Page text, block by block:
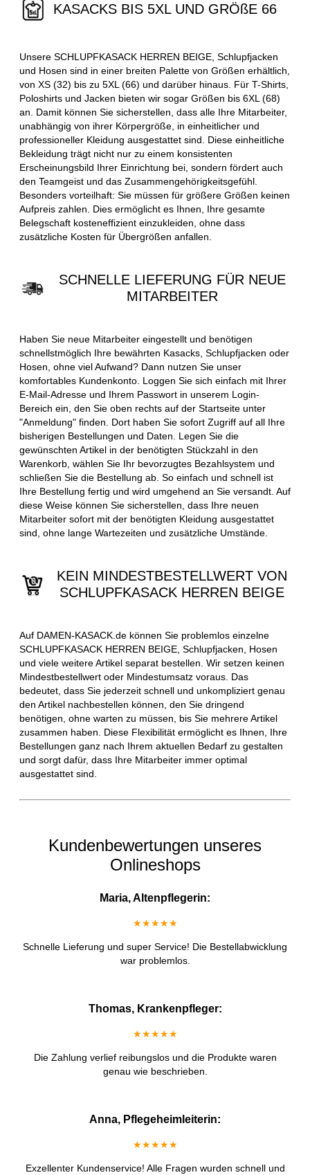
KASACKS BIS 5XL UND GRÖßE 66
Unsere SCHLUPFKASACK HERREN BEIGE, Schlupfjacken
und Hosen sind in einer breiten Palette von Größen erhältlich,
von XS (32) bis zu 5XL (66) und darüber hinaus. Für T-Shirts,
Poloshirts und Jacken bieten wir sogar Größen bis 6XL (68)
an. Damit können Sie sicherstellen, dass alle Ihre Mitarbeiter,
unabhängig von ihrer Körpergröße, in einheitlicher und
professioneller Kleidung ausgestattet sind. Diese einheitliche
Bekleidung trägt nicht nur zu einem konsistenten
Erscheinungsbild Ihrer Einrichtung bei, sondern fördert auch
den Teamgeist und das Zusammengehörigkeitsgefühl.
Besonders vorteilhaft: Sie müssen für größere Größen keinen
Aufpreis zahlen. Dies ermöglicht es Ihnen, Ihre gesamte
Belegschaft kosteneffizient einzukleiden, ohne dass
zusätzliche Kosten für Übergrößen anfallen.
SCHNELLE LIEFERUNG FÜR NEUE
MITARBEITER
Haben Sie neue Mitarbeiter eingestellt und benötigen
schnellstmöglich Ihre bewährten Kasacks, Schlupfjacken oder
Hosen, ohne viel Aufwand? Dann nutzen Sie unser
komfortables Kundenkonto. Loggen Sie sich einfach mit Ihrer
E-Mail-Adresse und Ihrem Passwort in unserem Login-
Bereich ein, den Sie oben rechts auf der Startseite unter
"Anmeldung" finden. Dort haben Sie sofort Zugriff auf all Ihre
bisherigen Bestellungen und Daten. Legen Sie die
gewünschten Artikel in der benötigten Stückzahl in den
Warenkorb, wählen Sie Ihr bevorzugtes Bezahlsystem und
schließen Sie die Bestellung ab. So einfach und schnell ist
Ihre Bestellung fertig und wird umgehend an Sie versandt. Auf
diese Weise können Sie sicherstellen, dass Ihre neuen
Mitarbeiter sofort mit der benötigten Kleidung ausgestattet
sind, ohne lange Wartezeiten und zusätzliche Umstände.
KEIN MINDESTBESTELLWERT VON
SCHLUPFKASACK HERREN BEIGE
Auf DAMEN-KASACK.de können Sie problemlos einzelne
SCHLUPFKASACK HERREN BEIGE, Schlupfjacken, Hosen
und viele weitere Artikel separat bestellen. Wir setzen keinen
Mindestbestellwert oder Mindestumsatz voraus. Das
bedeutet, dass Sie jederzeit schnell und unkompliziert genau
den Artikel nachbestellen können, den Sie dringend
benötigen, ohne warten zu müssen, bis Sie mehrere Artikel
zusammen haben. Diese Flexibilität ermöglicht es Ihnen, Ihre
Bestellungen ganz nach Ihrem aktuellen Bedarf zu gestalten
und sorgt dafür, dass Ihre Mitarbeiter immer optimal
ausgestattet sind.
Kundenbewertungen unseres
Onlineshops
Maria, Altenpflegerin:
★★★★★
Schnelle Lieferung und super Service! Die Bestellabwicklung
war problemlos.
Thomas, Krankenpfleger:
★★★★★
Die Zahlung verlief reibungslos und die Produkte waren
genau wie beschrieben.
Anna, Pflegeheimleiterin:
★★★★★
Exzellenter Kundenservice! Alle Fragen wurden schnell und